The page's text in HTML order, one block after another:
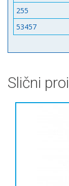
255
53457
Slični